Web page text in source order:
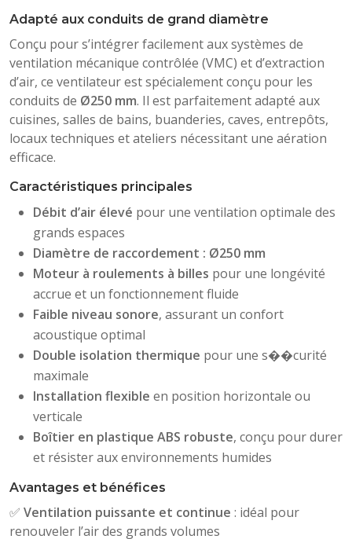
Adapté aux conduits de grand diamètre
Conçu pour s’intégrer facilement aux systèmes de
ventilation mécanique contrôlée (VMC) et d’extraction
d’air, ce ventilateur est spécialement conçu pour les
conduits de Ø250 mm. Il est parfaitement adapté aux
cuisines, salles de bains, buanderies, caves, entrepôts,
locaux techniques et ateliers nécessitant une aération
efficace.
Caractéristiques principales
Débit d’air élevé pour une ventilation optimale des
grands espaces
Diamètre de raccordement : Ø250 mm
Moteur à roulements à billes pour une longévité
accrue et un fonctionnement fluide
Faible niveau sonore, assurant un confort
acoustique optimal
Double isolation thermique pour une s��curité
maximale
Installation flexible en position horizontale ou
verticale
Boîtier en plastique ABS robuste, conçu pour durer
et résister aux environnements humides
Avantages et bénéfices
✅ Ventilation puissante et continue : idéal pour
renouveler l’air des grands volumes